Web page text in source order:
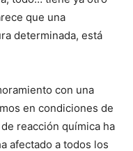
que una
determinada, está
con una
en condiciones de
reacción química ha
afectado a todos los